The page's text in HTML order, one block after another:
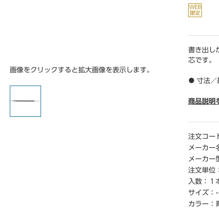
画像をクリックすると拡大画像を表示します。
書き出し
芯です。
● 寸法
● ボ―ル
● 単位／
商品説明
注文コー
メーカー
メーカー
注文単位
入数：
１
サイズ： -
カラー：